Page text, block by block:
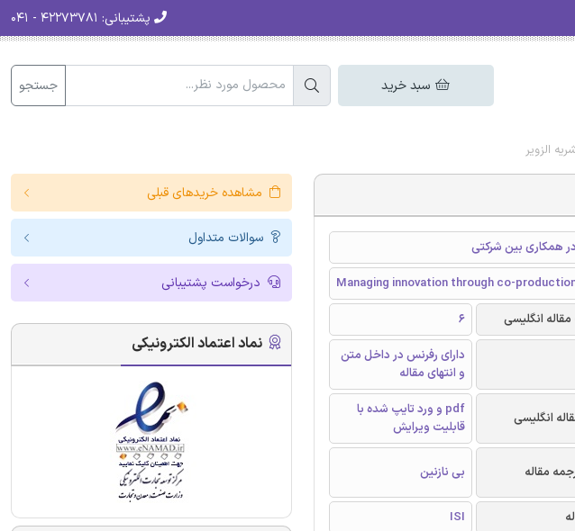
پشتیبانی:
سبد خرید جستجو
الزویر
همکاری بین شرکتی
Managing innovation through co-
انگلیسی 6
دارای رفرنس در داخل متن
و انتهای مقاله
انگلیسی
pdf و ورد تایپ شده با
قابلیت ویرایش
مقاله بی نازنین
ISI
مشاهده خریدهای قبلی
سوالات متداول
درخواست پشتیبانی
نماد اعتماد الکترونیکی